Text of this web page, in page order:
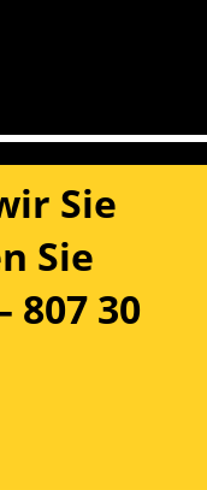
Sie
Sie
807 30